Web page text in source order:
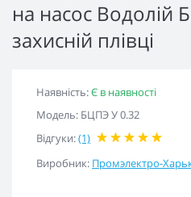
на насос Водолій
захисній плівці
Наявність:Є в наявності
Модель: БЦПЭ У 0.32
Відгуки:(1)
Виробник: Промэлектро-